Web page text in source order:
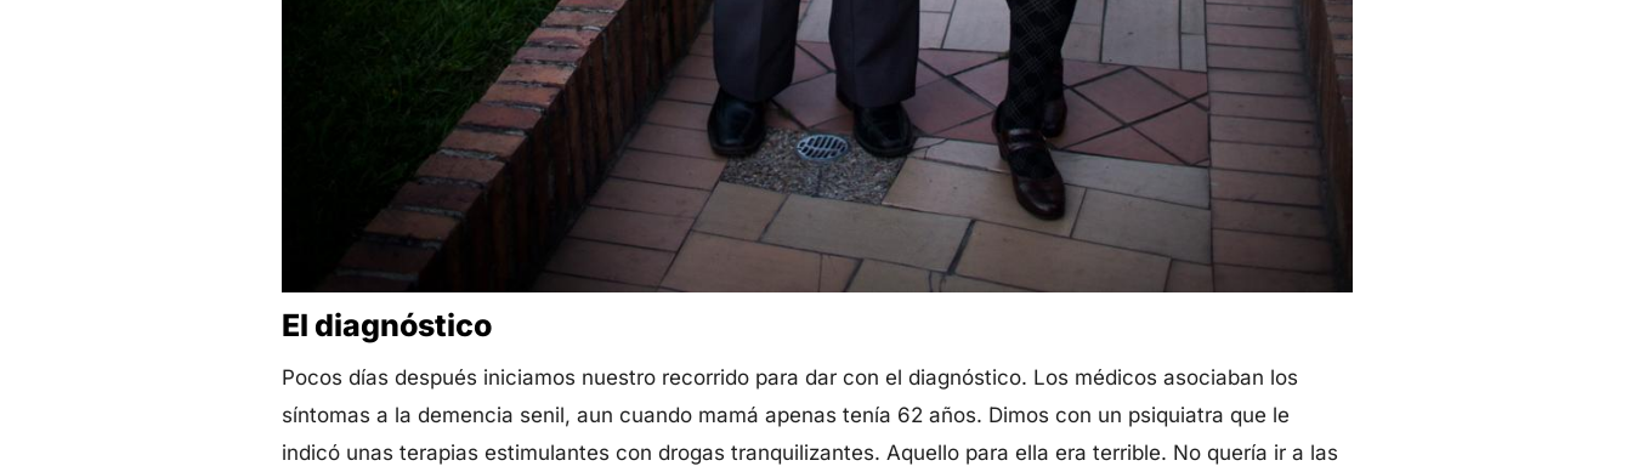
El diagnóstico
Pocos días después iniciamos nuestro recorrido para dar con el diagnóstico. Los médicos asociaban los
síntomas a la demencia senil, aun cuando mamá apenas tenía 62 años. Dimos con un psiquiatra que le
indicó unas terapias estimulantes con drogas tranquilizantes. Aquello para ella era terrible. No quería ir a las